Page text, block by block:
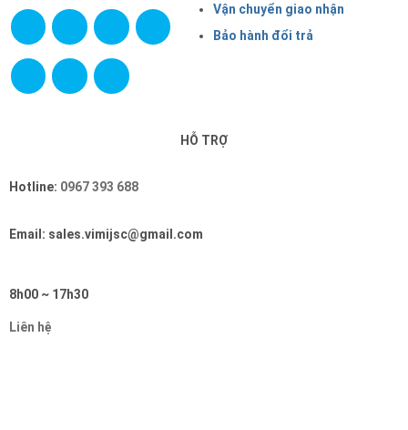
Vận chuyển giao nhận
Bảo hành đổi trả
HỖ TRỢ
Hotline: 0967 393 688
Email: sales.vimijsc@gmail.com
8h00 ~ 17h30
Liên hệ